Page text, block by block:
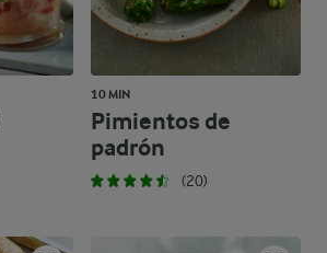
10 MIN
Pimientos de
padrón
(20)